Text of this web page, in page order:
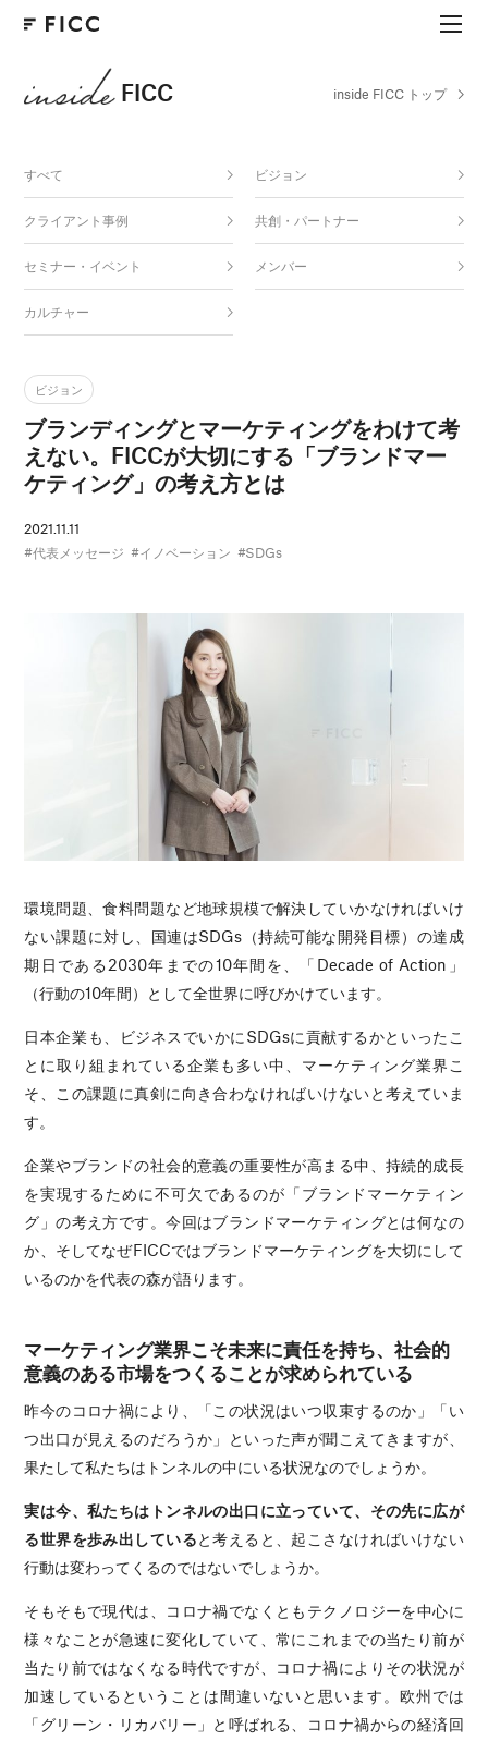
FICC inside FICC トップ
すべて ビジョン
クライアント事例 共創・パートナー
セミナー・イベント メンバー
カルチャー
ビジョン
ブランディングとマーケティングをわけて考
えない。FICCが大切にする「ブランドマー
ケティング」の考え方とは
2021.11.11
代表メッセージ
イノベーション SDGs
環境問題、食料問題など地球規模で解決していかなければいけ
ない課題に対し、国連はSDGs（持続可能な開発目標）の達成
期日である2030年までの10年間を、「Decade of Action」
（行動の10年間）として全世界に呼びかけています。
日本企業も、ビジネスでいかにSDGsに貢献するかといったこ
とに取り組まれている企業も多い中、マーケティング業界こ
そ、この課題に真剣に向き合わなければいけないと考えていま
す。
企業やブランドの社会的意義の重要性が高まる中、持続的成長
を実現するために不可欠であるのが「ブランドマーケティン
グ」の考え方です。今回はブランドマーケティングとは何なの
か、そしてなぜFICCではブランドマーケティングを大切にして
いるのかを代表の森が語ります。
マーケティング業界こそ未来に責任を持ち、社会的
意義のある市場をつくることが求められている
昨今のコロナ禍により、「この状況はいつ収束するのか」「い
つ出口が見えるのだろうか」といった声が聞こえてきますが、
果たして私たちはトンネルの中にいる状況なのでしょうか。
実は今、私たちはトンネルの出口に立っていて、その先に広が
る世界を歩み出していると考えると、起こさなければいけない
行動は変わってくるのではないでしょうか。
そもそもで現代は、コロナ禍でなくともテクノロジーを中心に
様々なことが急速に変化していて、常にこれまでの当たり前が
当たり前ではなくなる時代ですが、コロナ禍によりその状況が
加速しているということは間違いないと思います。欧州では
「グリーン・リカバリー」と呼ばれる、コロナ禍からの経済回